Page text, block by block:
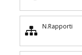
N.Rapporti